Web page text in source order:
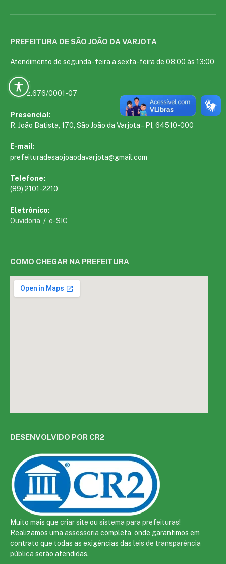
PREFEITURA DE SÃO JOÃO DA VARJOTA
Atendimento de segunda- feira a sexta-feira de 08:00 às 13:00
CNPJ:
01.612.676/0001-07
Presencial:
R. João Batista, 170, São João da Varjota – PI, 64510-000
E-mail:
prefeituradesaojoaodavarjota@gmail.com
Telefone:
(89) 2101-2210
Eletrônico:
Ouvidoria / e-SIC
COMO CHEGAR NA PREFEITURA
DESENVOLVIDO POR CR2
Muito mais que criar site ou sistema para prefeituras!
Realizamos uma assessoria completa, onde garantimos em
contrato que todas as exigências das leis de transparência
pública serão atendidas.